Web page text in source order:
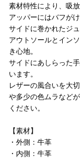
素材特性により、吸
アッパーにはバフが
サイドに巻かれたジ
アウトソールとイン
き心地。
サイドにあしらった
います。
レザーの風合いを大
や多少の色ムラなど
ください。
【素材】
・外側：牛革
・内側：牛革